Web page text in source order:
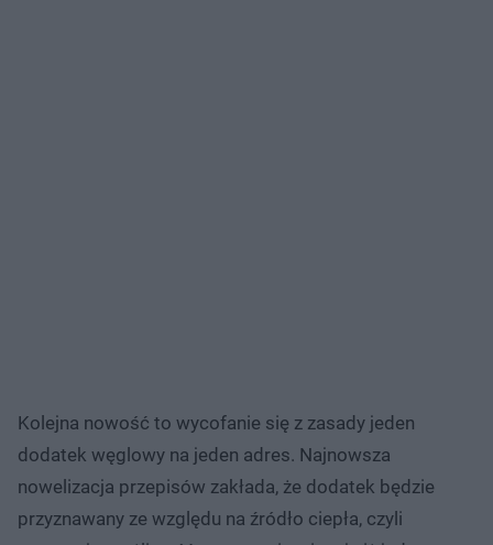
Kolejna nowość to wycofanie się z zasady jeden
dodatek węglowy na jeden adres. Najnowsza
nowelizacja przepisów zakłada, że dodatek będzie
przyznawany ze względu na źródło ciepła, czyli